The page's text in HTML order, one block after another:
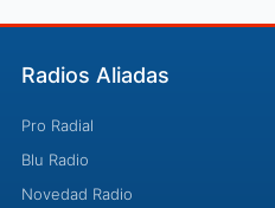
Radios Aliadas
Pro Radial
Blu Radio
Novedad Radio